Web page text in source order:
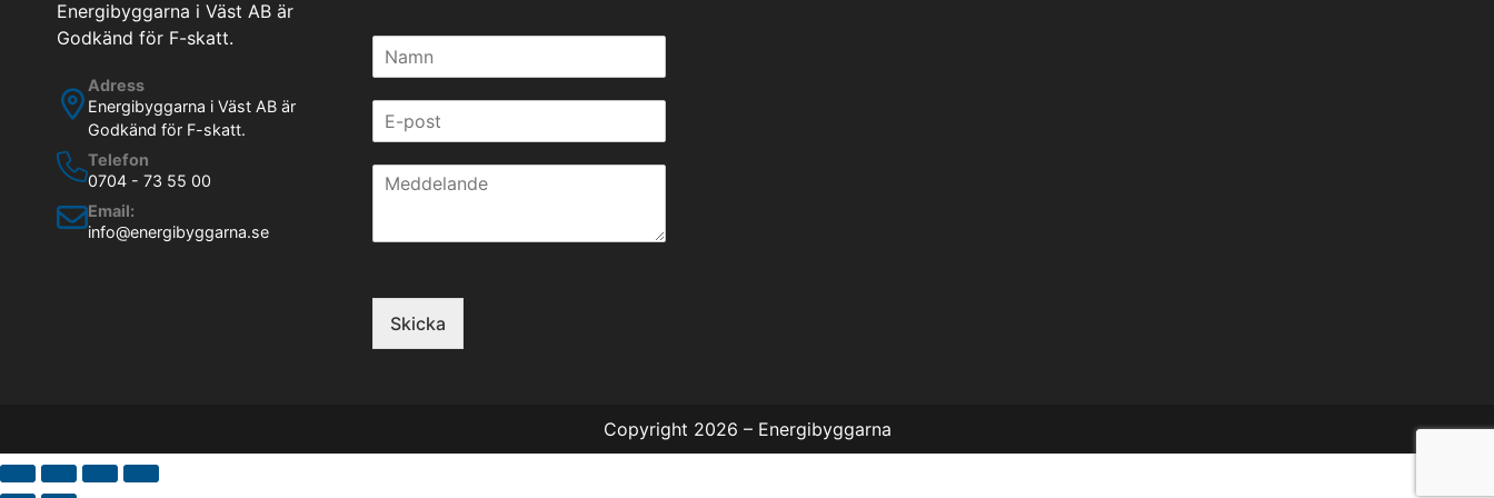
Energibyggarna i Väst AB är
Godkänd för F-skatt.
Adress
Energibyggarna i Väst AB är
Godkänd för F-skatt.
Telefon
0704 - 73 55 00
Email:
info@energibyggarna.se
*
M
d
d
Skicka
Copyright 2026 – Energibyggarna